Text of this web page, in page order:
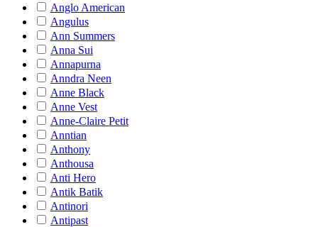
Anglo American
Angulus
Ann Summers
Anna Sui
Annapurna
Anndra Neen
Anne Black
Anne Vest
Anne-Claire Petit
Anntian
Anthony
Anthousa
Anti Hero
Antik Batik
Antinori
Antipast